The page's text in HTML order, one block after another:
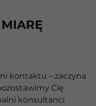
kontaktu – zaczyna
Cię
konsultanci